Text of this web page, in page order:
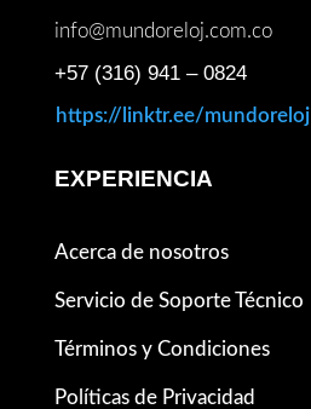
info@mundoreloj.com.co
+57 (316) 941 – 0824
https://linktr.ee/mundoreloj
EXPERIENCIA
Acerca de nosotros
Servicio de Soporte Técnico
Términos y Condiciones
Políticas de Privacidad